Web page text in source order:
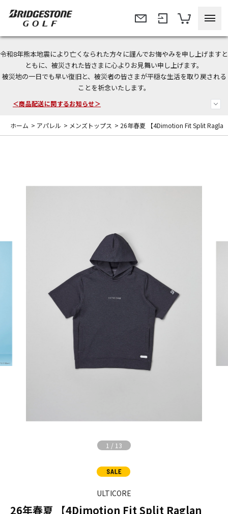
令和8年熊本地震により亡くなられた方々に謹んでお悔やみを申し上げますと
ともに、被災された皆さまに心よりお見舞い申し上げます。
被災地の一日でも早い復旧と、被災者の皆さまが平穏な生活を取り戻される
ことを祈念いたします。
今なら新規会員登録で1,000円OFFクーポンプレゼント！
＜商品配送に関するお知らせ＞
ホーム > アパレル > メンズトップス > 26年春夏 【4Dimotion Fit Split
1 / 13
ULTICORE
26年春夏 【4Dimotion Fit Split Raglan